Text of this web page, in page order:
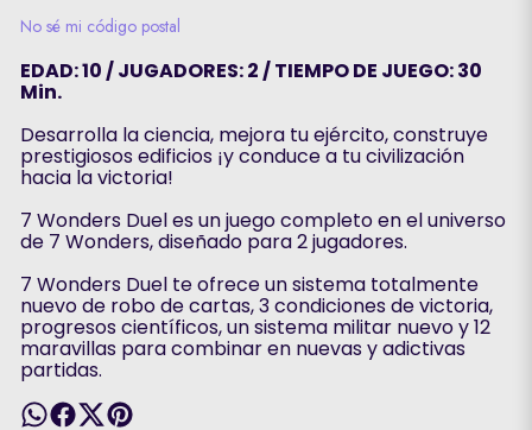
No sé mi código postal
EDAD: 10 / JUGADORES: 2 / TIEMPO DE JUEGO: 30
Min.
Desarrolla la ciencia, mejora tu ejército, construye
prestigiosos edificios ¡y conduce a tu civilización
hacia la victoria!
7 Wonders Duel es un juego completo en el universo
de 7 Wonders, diseñado para 2 jugadores.
7 Wonders Duel te ofrece un sistema totalmente
nuevo de robo de cartas, 3 condiciones de victoria,
progresos científicos, un sistema militar nuevo y 12
maravillas para combinar en nuevas y adictivas
partidas.